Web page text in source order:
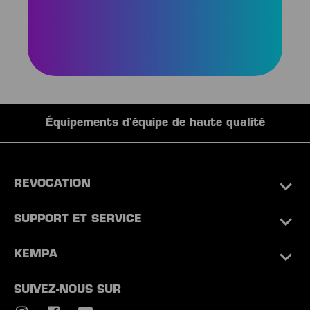
Équipements d'équipe de haute qualité
REVOCATION
SUPPORT ET SERVICE
KEMPA
SUIVEZ-NOUS SUR